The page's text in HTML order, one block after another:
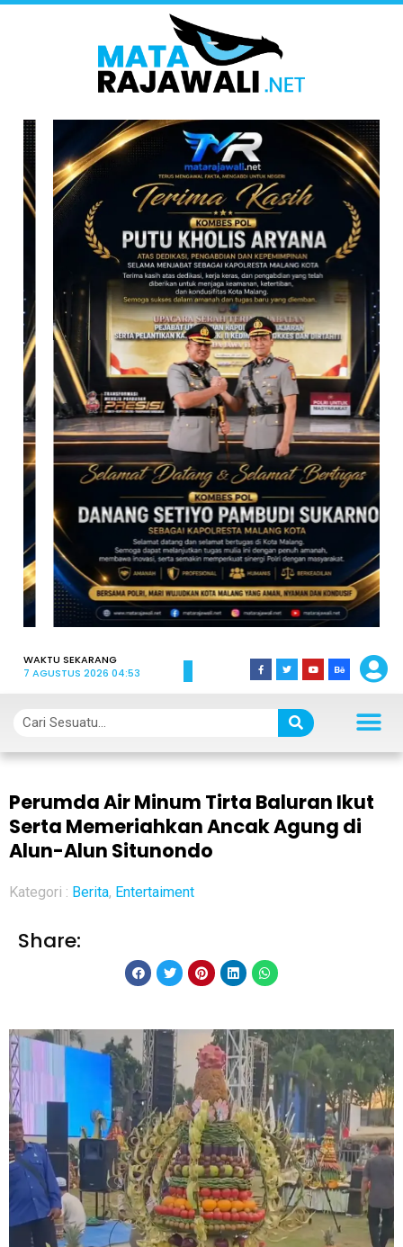
WAKTU SEKARANG
7 AGUSTUS 2026 04:53
Perumda Air Minum Tirta Baluran Ikut
Serta Memeriahkan Ancak Agung di
Alun-Alun Situnondo
Kategori : Berita, Entertaiment
Share: